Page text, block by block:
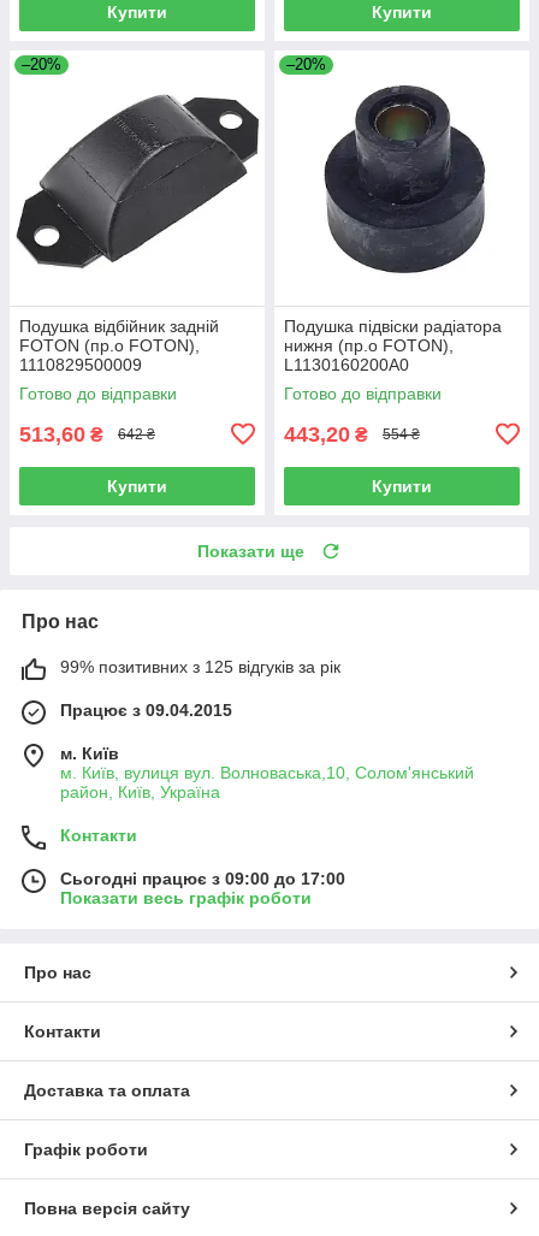
Купити Купити
–20%
Подушка відбійник задній
FOTON (пр.о FOTON),
1110829500009
Готово до відправки
513,60 ₴ 642 ₴
Купити
–20%
Подушка підвіски радіатора
нижня (пр.о FOTON),
L1130160200A0
Готово до відправки
443,20 ₴ 554 ₴
Купити
Показати ще
Про нас
99% позитивних з 125 відгуків за рік
Працює з 09.04.2015
м. Київ
м. Київ, вулиця вул. Волноваська,10, Солом'янський
район, Київ, Україна
Контакти
Сьогодні працює з 09:00 до 17:00
Показати весь графік роботи
Про нас
Контакти
Доставка та оплата
Графік роботи
Повна версія сайту